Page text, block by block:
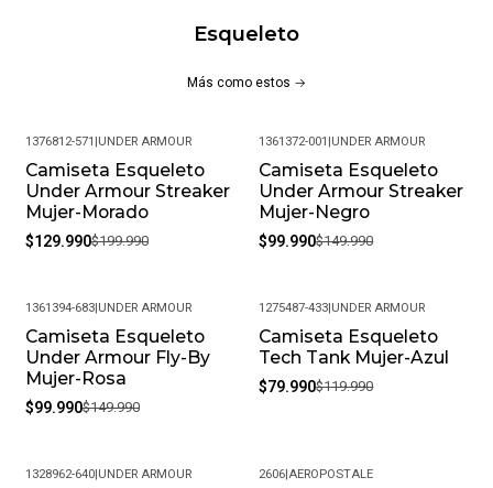
100% Poliéster: Ofrece Una Combinación De Ligereza,
Transpirabilidad Y Resistencia.
Climas Cálidos, Ofreciendo Una Excelente Gestión Del Sudor,
Ventilación Y Comodidad Gracias A Su Diseño Técnico Y
¡Material!Es De Alta Calidad.
Esqueleto
Más como estos
-35%
1376812-571 |UNDER ARMOUR
Camiseta Esqueleto
Under Armour Streaker
Mujer-Morado
$129.990$199.990
-33%
1361372-001 |UNDER ARMOUR
Camiseta Esqueleto
Under Armour Streaker
Mujer-Negro
$99.990$149.990
-33%
1361394-683|UNDER ARMOUR
Camiseta Esqueleto
Under Armour Fly-By
Mujer-Rosa
$99.990$149.990
-33%
1275487-433|UNDER ARMOUR
Camiseta Esqueleto
Tech Tank Mujer-Azul
$79.990$119.990
1328962-640|UNDER ARMOUR 2606|AEROPOSTALE